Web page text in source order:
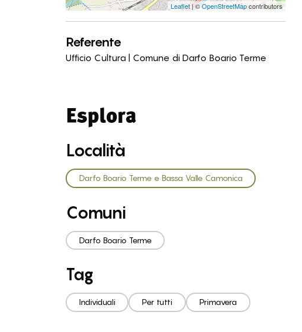
Leaflet| ©OpenStreetMapcontributors
Referente
Ufficio Cultura | Comune di Darfo Boario Terme
Esplora
Località
Darfo Boario Terme e Bassa Valle Camonica
Comuni
Darfo Boario Terme
Tag
Individuali Per tutti Primavera